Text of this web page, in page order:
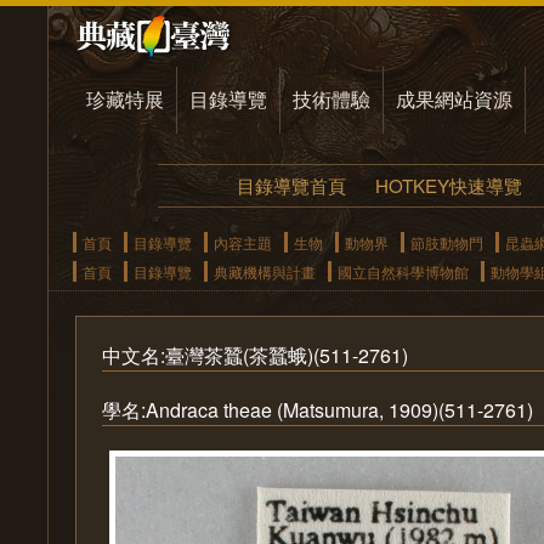
珍藏特展 目錄導覽 技術體驗 成果網站資源
目錄導覽首頁 HOTKEY快速導覽
首頁 目錄導覽 內容主題 生物 動物界 節肢動物門
昆蟲
首頁
目錄導覽 典藏機構與計畫 國立自然科學博物館 動物學
中文名:臺灣茶蠶(茶蠶蛾)(511-2761)
學名:Andraca theae (Matsumura, 1909)(511-2761)